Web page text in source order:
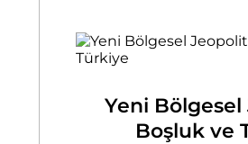
Yeni
Boşluk ve